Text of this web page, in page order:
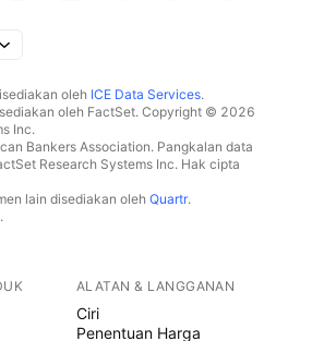
oleh ICE Data Services.
oleh FactSet. Copyright © 2026
Inc.
Bankers Association. Pangkalan data
Research Systems Inc. Hak cipta
lain disediakan oleh Quartr.
ALATAN & LANGGANAN
Ciri
Penentuan Harga